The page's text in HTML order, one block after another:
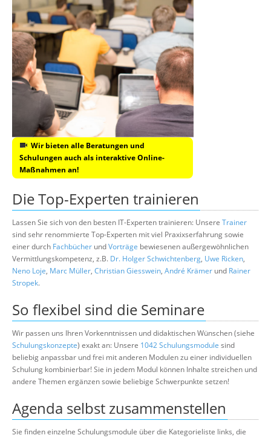
Wir bieten alle Beratungen und
Schulungen auch als interaktive Online-
Maßnahmen an!
Die Top-Experten trainieren
Lassen Sie sich von den besten IT-Experten trainieren: Unsere Trainer
sind sehr renommierte Top-Experten mit viel Praxixserfahrung sowie
einer durch Fachbücher undVorträge bewiesenen außergewöhnlichen
Vermittlungskompetenz, z.B. Dr. Holger Schwichtenberg, Uwe Ricken,
Neno Loje, Marc Müller, Christian Giesswein, André Krämer und Rainer
Stropek.
So flexibel sind die Seminare
Wir passen uns Ihren Vorkenntnissen und didaktischen Wünschen (siehe
Schulungskonzepte) exakt an: Unsere 1042 Schulungsmodule sind
beliebig anpassbar und frei mit anderen Modulen zu einer individuellen
Schulung kombinierbar! Sie in jedem Modul können Inhalte streichen und
andere Themen ergänzen sowie beliebige Schwerpunkte setzen!
Agenda selbst zusammenstellen
Sie finden einzelne Schulungsmodule über die Kategorieliste links, die